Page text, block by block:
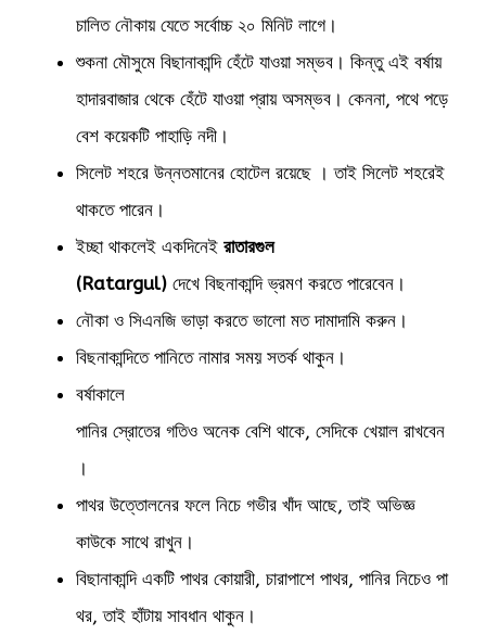
চালিত নৌকায় যেতে সর্বোচ্চ ২০ মিনিট লাগে।
শুকনা মৌসুমে বিছানাকান্দি হেঁটে যাওয়া সম্ভব। কিন্তু এই বর্ষায়
হাদারবাজার থেকে হেঁটে যাওয়া প্রায় অসম্ভব। কেননা, পথে পড়ে
বেশ কয়েকটি পাহাড়ি নদী।
সিলেট শহরে উন্নতমানের হোটেল রয়েছে । তাই সিলেট শহরেই
থাকতে পারেন।
ইচ্ছা থাকলেই একদিনেই রাতারগুল
(Ratargul) দেখে বিছনাকান্দি ভ্রমণ করতে পারেবেন।
নৌকা ও সিএনজি ভাড়া করতে ভালো মত দামাদামি করুন।
বিছনাকান্দিতে পানিতে নামার সময় সতর্ক থাকুন।
বর্ষাকালে
পানির স্রোতের গতিও অনেক বেশি থাকে, সেদিকে খেয়াল রাখবেন
।
পাথর উত্তোলনের ফলে নিচে গভীর খাঁদ আছে, তাই অভিজ্ঞ
কাউকে সাথে রাখুন।
বিছানাকান্দি একটি পাথর কোয়ারী, চারাপাশে পাথর, পানির নিচেও পা
থর, তাই হাঁটায় সাবধান থাকুন।